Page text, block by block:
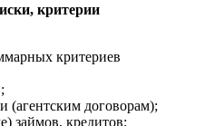
критерии
критериев
(агентским договорам);
займов, кредитов;